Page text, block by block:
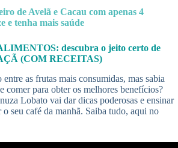
de Avelã e Cacau com apenas 4
e tenha mais saúde
descubra o jeito certo de
(COM RECEITAS)
entre as frutas mais consumidas, mas sabia
comer para obter os melhores benefícios?
Lobato vai dar dicas poderosas e ensinar
o seu café da manhã. Saiba tudo, aqui no